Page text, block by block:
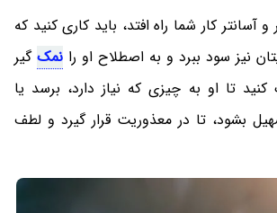
آسانتر کار شما راه افتد، باید کاری کنید که
نیز سود ببرد و به اصطلاح او را نمک گیر
کنید تا او به چیزی که نیاز دارد، برسد یا
بشود، تا در معذوریت قرار گیرد و لطف